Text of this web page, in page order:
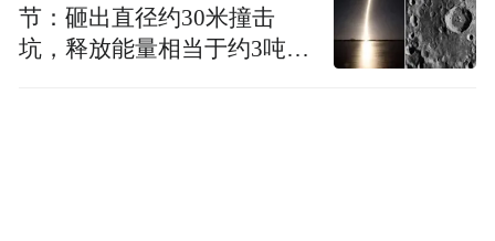
节：砸出直径约30米撞击
坑，释放能量相当于约3吨